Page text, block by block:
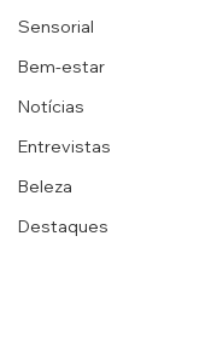
Sensorial
Bem-estar
Notícias
Entrevistas
Beleza
Destaques